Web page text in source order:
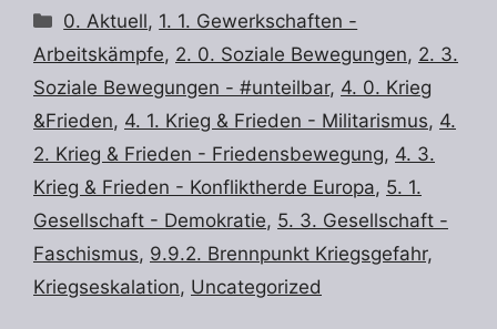
Kategorien
0. Aktuell, 1. 1. Gewerkschaften -
Arbeitskämpfe, 2. 0. Soziale Bewegungen, 2. 3.
Soziale Bewegungen - #unteilbar, 4. 0. Krieg
&Frieden, 4. 1. Krieg & Frieden - Militarismus, 4.
2. Krieg & Frieden - Friedensbewegung, 4. 3.
Krieg & Frieden - Konfliktherde Europa, 5. 1.
Gesellschaft - Demokratie, 5. 3. Gesellschaft -
Faschismus, 9.9.2. Brennpunkt Kriegsgefahr,
Kriegseskalation, Uncategorized